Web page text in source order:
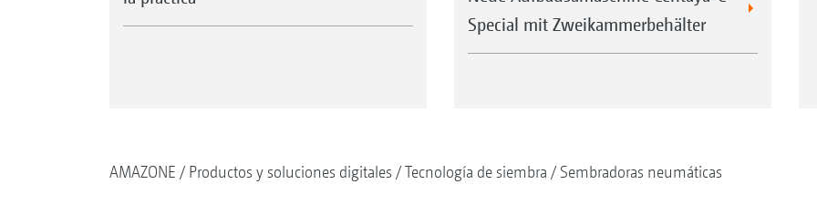
Special mit Zweikammerbehälter
AMAZONE Productos y soluciones digitales Tecnología de siembra Sembradoras neumáticas